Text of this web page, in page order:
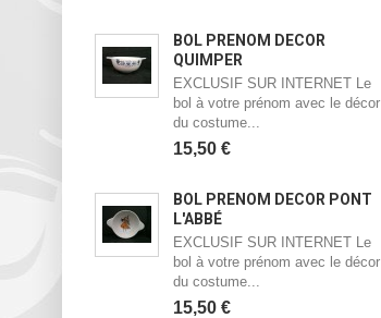
BOL PRÉNOM DÉCOR
QUIMPER
EXCLUSIF SUR INTERNET Le
bol à votre prénom avec le décor
du costume...
15,50 €
BOL PRÉNOM DÉCOR PONT
L'ABBÉ
EXCLUSIF SUR INTERNET Le
bol à votre prénom avec le décor
du costume...
15,50 €